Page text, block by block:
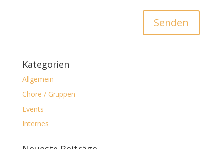
Senden
Kategorien
Allgemein
Chöre / Gruppen
Events
Internes